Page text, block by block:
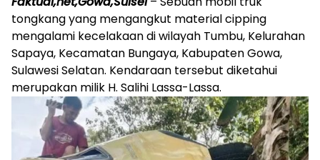
tongkang yang mengangkut material cipping
mengalami kecelakaan di wilayah Tumbu, Kelurahan
Sapaya, Kecamatan Bungaya, Kabupaten Gowa,
Sulawesi Selatan. Kendaraan tersebut diketahui
merupakan milik H. Salihi Lassa-Lassa.